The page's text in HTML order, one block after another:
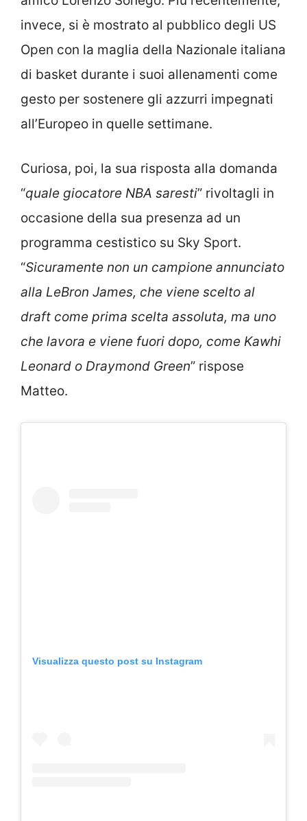
invece, si è mostrato al pubblico degli US
Open con la maglia della Nazionale italiana
di basket durante i suoi allenamenti come
gesto per sostenere gli azzurri impegnati
all’Europeo in quelle settimane.
Curiosa, poi, la sua risposta alla domanda
“quale giocatore NBA saresti” rivoltagli in
occasione della sua presenza ad un
programma cestistico su Sky Sport.
“Sicuramente non un campione annunciato
alla LeBron James, che viene scelto al
draft come prima scelta assoluta, ma uno
che lavora e viene fuori dopo, come Kawhi
Leonard o Draymond Green” rispose
Matteo.
Visualizza questo post su Instagram